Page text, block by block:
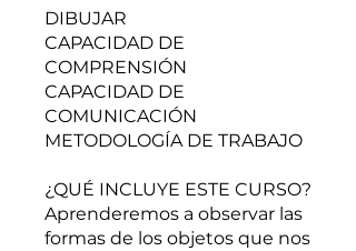
DIBUJAR
CAPACIDAD DE
COMPRENSIÓN
CAPACIDAD DE
COMUNICACIÓN
METODOLOGÍA DE TRABAJO
¿QUÉ INCLUYE ESTE CURSO?
Aprenderemos a observar las
formas de los objetos que nos